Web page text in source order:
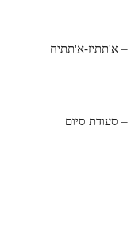
– א'תתיז-א'תתיח
סעודת סיום